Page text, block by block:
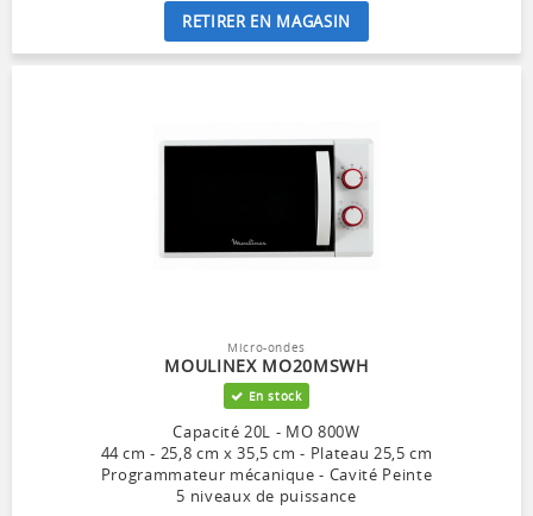
RETIRER EN MAGASIN
Micro-ondes
MOULINEX MO20MSWH
En stock
Capacité 20L - MO 800W
44 cm - 25,8 cm x 35,5 cm - Plateau 25,5 cm
Programmateur mécanique - Cavité Peinte
5 niveaux de puissance